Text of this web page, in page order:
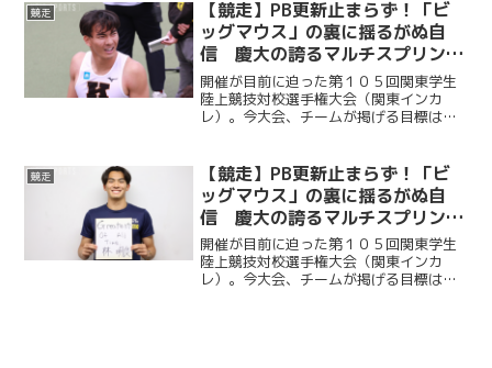
大舞台で１点でも多く掴み取るために部
員たちは全てを懸けてピークを...
競走
【競走】PB更新止まらず！「ビ
ッグマウス」の裏に揺るがぬ自
信 慶大の誇るマルチスプリンタ
ーが目指すもの・林明良（後編）
／関東インカレ直前インタビュー
２０２６・第４弾
開催が目前に迫った第１０５回関東学生
陸上競技対校選手権大会（関東インカ
レ）。今大会、チームが掲げる目標は
大舞台で１点でも多く掴み取るために部
員たちは全てを懸けてピークを...
競走
【競走】PB更新止まらず！「ビ
ッグマウス」の裏に揺るがぬ自
信 慶大の誇るマルチスプリンタ
ーが目指すもの・林明良（前編）
／関東インカレ直前インタビュー
２０２６・第４弾
開催が目前に迫った第１０５回関東学生
陸上競技対校選手権大会（関東インカ
レ）。今大会、チームが掲げる目標は